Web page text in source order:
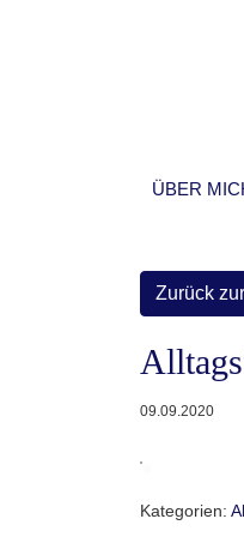
ÜBER
Zurück
09.09.2020
Kategorien: